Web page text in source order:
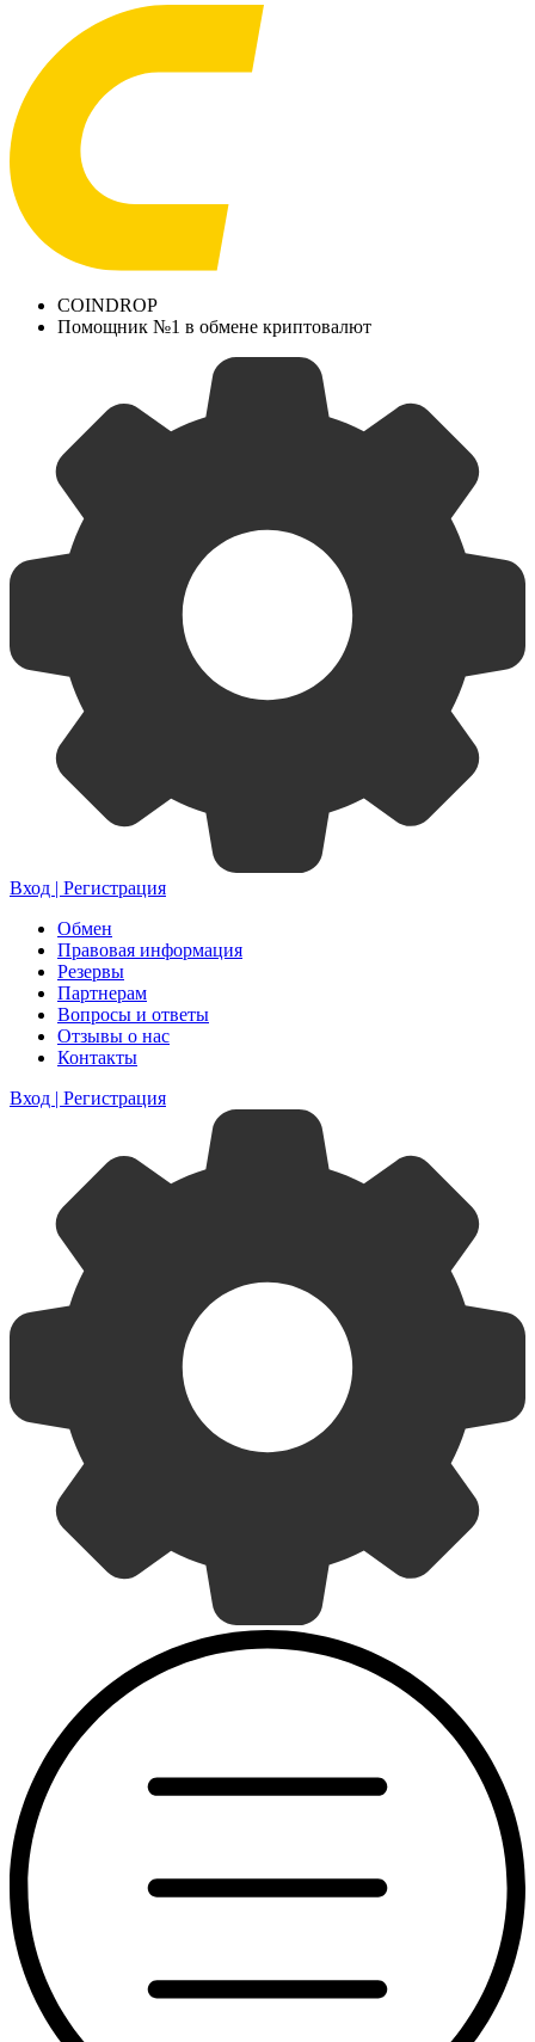
COINDROP
Помощник №1 в обмене криптовалют
Вход | Регистрация
Обмен
Правовая информация
Резервы
Партнерам
Вопросы и ответы
Отзывы о нас
Контакты
Вход | Регистрация